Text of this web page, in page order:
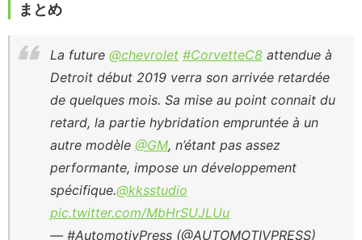
まとめ
La future @chevrolet #CorvetteC8 attendue à
Detroit début 2019 verra son arrivée retardée
de quelques mois. Sa mise au point connait du
retard, la partie hybridation empruntée à un
autre modèle @GM, n’étant pas assez
performante, impose un développement
spécifique.@kksstudio
pic.twitter.com/MbHrSUJLUu
— #AutomotivPress (@AUTOMOTIVPRESS)